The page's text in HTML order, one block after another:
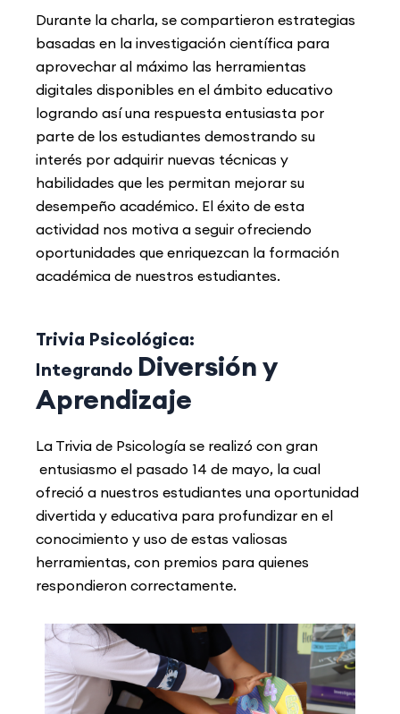
Durante la charla, se compartieron estrategias
basadas en la investigación científica para
aprovechar al máximo las herramientas
digitales disponibles en el ámbito educativo
logrando así una respuesta entusiasta por
parte de los estudiantes demostrando su
interés por adquirir nuevas técnicas y
habilidades que les permitan mejorar su
desempeño académico. El éxito de esta
actividad nos motiva a seguir ofreciendo
oportunidades que enriquezcan la formación
académica de nuestros estudiantes.
Trivia Psicológica:
Integrando Diversión y
Aprendizaje
La Trivia de Psicología se realizó con gran
entusiasmo el pasado 14 de mayo, la cual
ofreció a nuestros estudiantes una oportunidad
divertida y educativa para profundizar en el
conocimiento y uso de estas valiosas
herramientas, con premios para quienes
respondieron correctamente.